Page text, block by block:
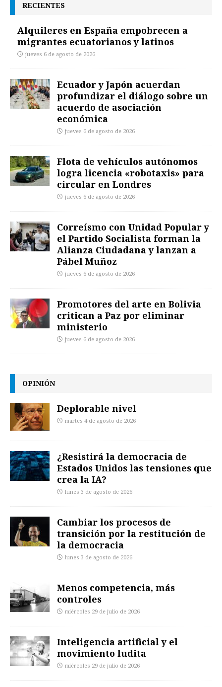
RECIENTES
Alquileres en España empobrecen a
migrantes ecuatorianos y latinos
jueves 6 de agosto de 2026
Ecuador y Japón acuerdan
profundizar el diálogo sobre un
acuerdo de asociación
económica
jueves 6 de agosto de 2026
Flota de vehículos autónomos
logra licencia «robotaxis» para
circular en Londres
jueves 6 de agosto de 2026
Correísmo con Unidad Popular y
el Partido Socialista forman la
Alianza Ciudadana y lanzan a
Pábel Muñoz
jueves 6 de agosto de 2026
Promotores del arte en Bolivia
critican a Paz por eliminar
ministerio
jueves 6 de agosto de 2026
OPINIÓN
Deplorable nivel
martes 4 de agosto de 2026
¿Resistirá la democracia de
Estados Unidos las tensiones que
crea la IA?
lunes 3 de agosto de 2026
Cambiar los procesos de
transición por la restitución de
la democracia
lunes 3 de agosto de 2026
Menos competencia, más
controles
miércoles 29 de julio de 2026
Inteligencia artificial y el
movimiento ludita
miércoles 29 de julio de 2026